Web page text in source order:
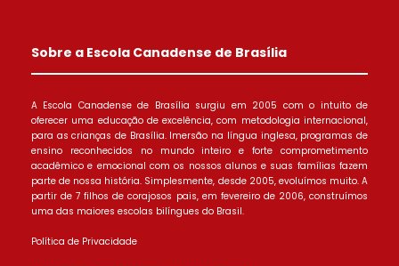
Sobre a Escola Canadense de Brasília
A Escola Canadense de Brasília surgiu em 2005 com o intuito de
oferecer uma educação de excelência, com metodologia internacional,
para as crianças de Brasília. Imersão na língua inglesa, programas de
ensino reconhecidos no mundo inteiro e forte comprometimento
acadêmico e emocional com os nossos alunos e suas famílias fazem
parte de nossa história. Simplesmente, desde 2005, evoluímos muito. A
partir de 7 filhos de corajosos pais, em fevereiro de 2006, construímos
uma das maiores escolas bilíngues do Brasil.
Política de Privacidade